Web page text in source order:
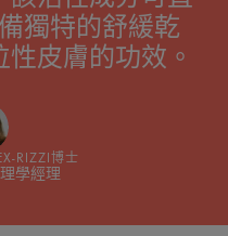
獨特的舒緩乾
皮膚的功效。
RIZZI博士
學經理